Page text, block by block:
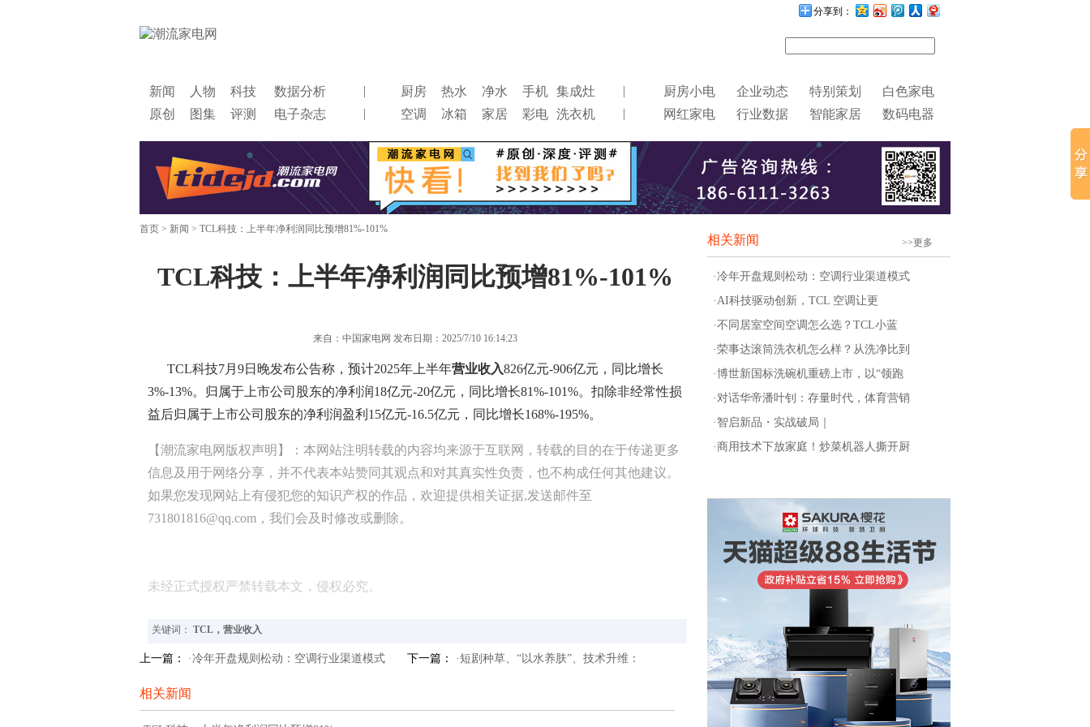
分享到：
新闻 人物 科技 数据分析 | 厨房 热水 净水 手机 集成灶 | 厨房小电 企业动态 特别策划
白色家电
原创
图集 评测 电子杂志 | 空调 冰箱 家居 彩电 洗衣机 | 网红家电 行业数据 智能家居 数码电器
首页 > 新闻 > TCL科技：上半年净利润同比预增81%-101%
TCL科技：上半年净利润同比预增81%-101%
来自：中国家电网 发布日期：2025/7/10 16:14:23
TCL科技7月9日晚发布公告称，预计2025年上半年营业收入826亿元-906亿元，同比增长
3%-13%。归属于上市公司股东的净利润18亿元-20亿元，同比增长81%-101%。扣除非经常性损
益后归属于上市公司股东的净利润盈利15亿元-16.5亿元，同比增长168%-195%。
【潮流家电网版权声明】：本网站注明转载的内容均来源于互联网，转载的目的在于传递更多
信息及用于网络分享，并不代表本站赞同其观点和对其真实性负责，也不构成任何其他建议。
如果您发现网站上有侵犯您的知识产权的作品，欢迎提供相关证据,发送邮件至
731801816@qq.com，我们会及时修改或删除。
未经正式授权严禁转载本文，侵权必究。
关键词： TCL，营业收入
上一篇： ·冷年开盘规则松动：空调行业渠道模式 下一篇： ·短剧种草、“以水养肤”、技术升维：
相关新闻
相关新闻 >>更多
·冷年开盘规则松动：空调行业渠道模式
·AI科技驱动创新，TCL 空调让更
·不同居室空间空调怎么选？TCL小蓝
·荣事达滚筒洗衣机怎么样？从洗净比到
·博世新国标洗碗机重磅上市，以“领跑
·对话华帝潘叶钊：存量时代，体育营销
·智启新品・实战破局｜
·商用技术下放家庭！炒菜机器人撕开厨